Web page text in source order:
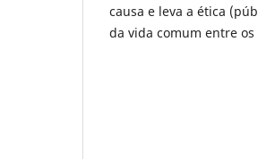
causa e leva a ética
da vida comum entre os